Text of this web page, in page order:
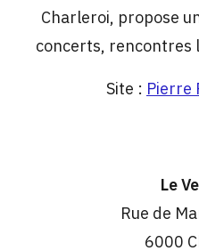
Charleroi, propose
concerts, rencontres
Site : Pierre
Le
Rue de
6000